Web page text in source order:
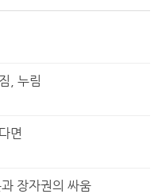
, 누림
면
장자권의 싸움